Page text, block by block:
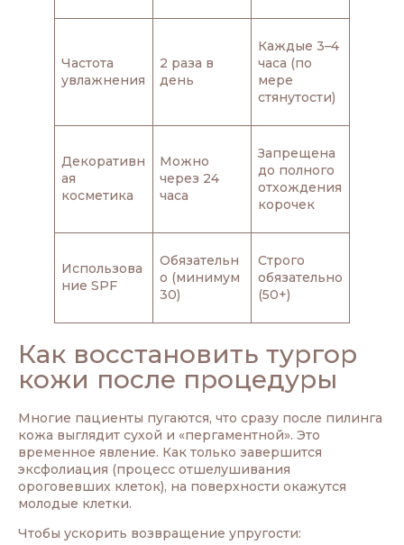
Частота
увлажнения
2 раза в
день
Каждые 3–4
часа (по
мере
стянутости)
Декоративн
ая
косметика
Можно
через 24
часа
Запрещена
до полного
отхождения
корочек
Использова
ние SPF
Обязательн
о (минимум
30)
Строго
обязательно
(50+)
Как восстановить тургор
кожи после процедуры
Многие пациенты пугаются, что сразу после пилинга
кожа выглядит сухой и «пергаментной». Это
временное явление. Как только завершится
эксфолиация (процесс отшелушивания
ороговевших клеток), на поверхности окажутся
молодые клетки.
Чтобы ускорить возвращение упругости: